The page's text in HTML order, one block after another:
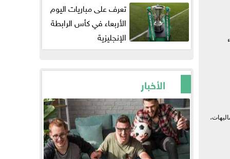
تعرف على مباريات اليوم
الأربعاء في كأس الرابطة
الإنجليزية
الأخبار